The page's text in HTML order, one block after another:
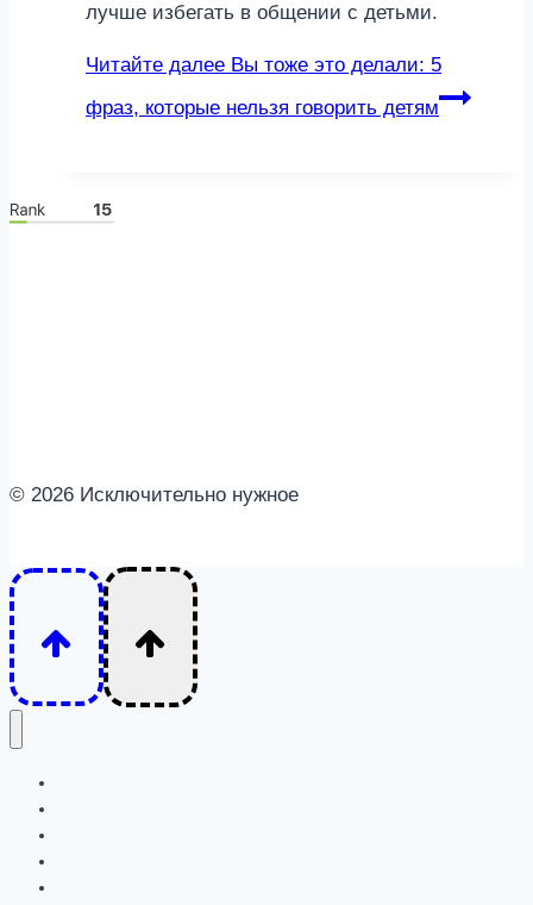
лучше избегать в общении с детьми.
Читайте далее Вы тоже это делали: 5
фраз, которые нельзя говорить детям
© 2026 Исключительно нужное